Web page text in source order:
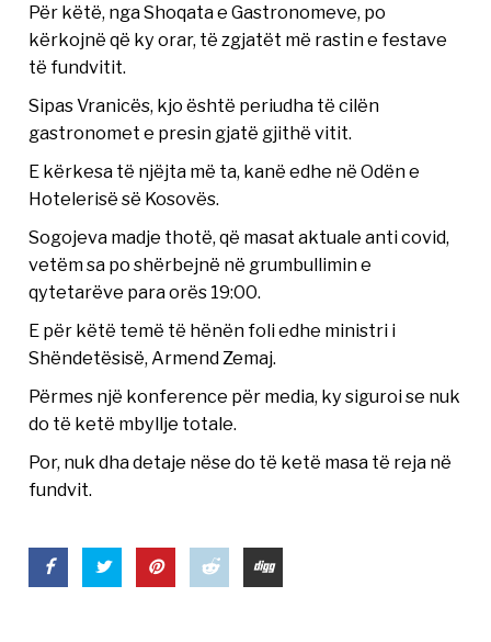
Për këtë, nga Shoqata e Gastronomeve, po
kërkojnë që ky orar, të zgjatët më rastin e festave
të fundvitit.
Sipas Vranicës, kjo është periudha të cilën
gastronomet e presin gjatë gjithë vitit.
E kërkesa të njëjta më ta, kanë edhe në Odën e
Hotelerisë së Kosovës.
Sogojeva madje thotë, që masat aktuale anti covid,
vetëm sa po shërbejnë në grumbullimin e
qytetarëve para orës 19:00.
E për këtë temë të hënën foli edhe ministri i
Shëndetësisë, Armend Zemaj.
Përmes një konference për media, ky siguroi se nuk
do të ketë mbyllje totale.
Por, nuk dha detaje nëse do të ketë masa të reja në
fundvit.